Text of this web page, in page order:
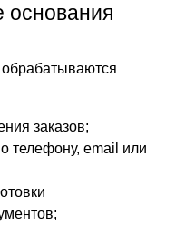
основания
заказов;
телефону, email или